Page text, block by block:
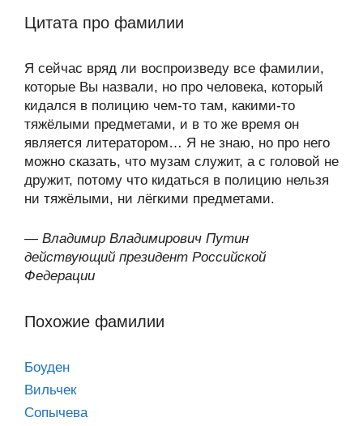
Цитата про фамилии
Я сейчас вряд ли воспроизведу все фамилии,
которые Вы назвали, но про человека, который
кидался в полицию чем-то там, какими-то
тяжёлыми предметами, и в то же время он
является литератором… Я не знаю, но про него
можно сказать, что музам служит, а с головой не
дружит, потому что кидаться в полицию нельзя
ни тяжёлыми, ни лёгкими предметами.
— Владимир Владимирович Путин
действующий президент Российской
Федерации
Похожие фамилии
Боуден
Вильчек
Сопычева